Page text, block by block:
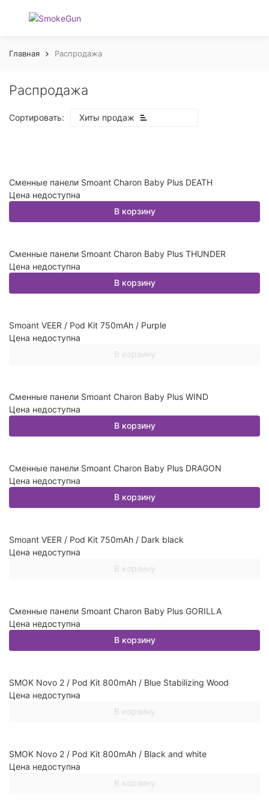
Главная Распродажа
Распродажа
Сортировать: Хиты продаж
покупателей
Сменные панели Smoant Charon Baby Plus DEATH
Цена недоступна
В корзину
Сменные панели Smoant Charon Baby Plus THUNDER
Цена недоступна
В корзину
Smoant VEER / Pod Kit 750mAh / Purple
Цена недоступна
В корзину
Сменные панели Smoant Charon Baby Plus WIND
Цена недоступна
В корзину
Сменные панели Smoant Charon Baby Plus DRAGON
Цена недоступна
В корзину
Smoant VEER / Pod Kit 750mAh / Dark black
Цена недоступна
В корзину
Сменные панели Smoant Charon Baby Plus GORILLA
Цена недоступна
В корзину
SMOK Novo 2 / Pod Kit 800mAh / Blue Stabilizing Wood
Цена недоступна
В корзину
SMOK Novo 2 / Pod Kit 800mAh / Black and white
Цена недоступна
В корзину